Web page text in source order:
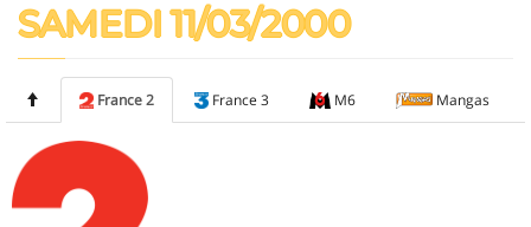
SAMEDI 11/03/2000
France 2 France 3 M6 Mangas